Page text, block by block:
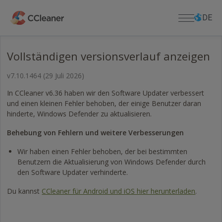
Hauptinhalt
springen
Für Privatanwender
PC-ANWENDUNGEN
CCleaner
Kamo
CCleaner Browser
Defraggler
Speccy
APPS FÜR MOBILGERÄTE
CCleaner für Android
Für Unternehmen
Herunterladen
CCleaner Herunterladen
CCleaner for Mac Herunterladen
Defraggler Herunterladen
Recuva Herunterladen
Speccy Herunterladen
Support
PRODUKT-SUPPORT
Lizenzschlüssel Verloren
Hilfezentrum
Community-Forum
Über uns
Unternehmensinformationen
Blog
DE
Vollständigen versionsverlauf anzeigen
v7.10.1464 (29 Juli 2026)
In CCleaner v6.36 haben wir den Software Updater verbessert
und einen kleinen Fehler behoben, der einige Benutzer daran
hinderte, Windows Defender zu aktualisieren.
Behebung von Fehlern und weitere Verbesserungen
Wir haben einen Fehler behoben, der bei bestimmten
Benutzern die Aktualisierung von Windows Defender durch
den Software Updater verhinderte.
Du kannst CCleaner für Android und iOS hier herunterladen.